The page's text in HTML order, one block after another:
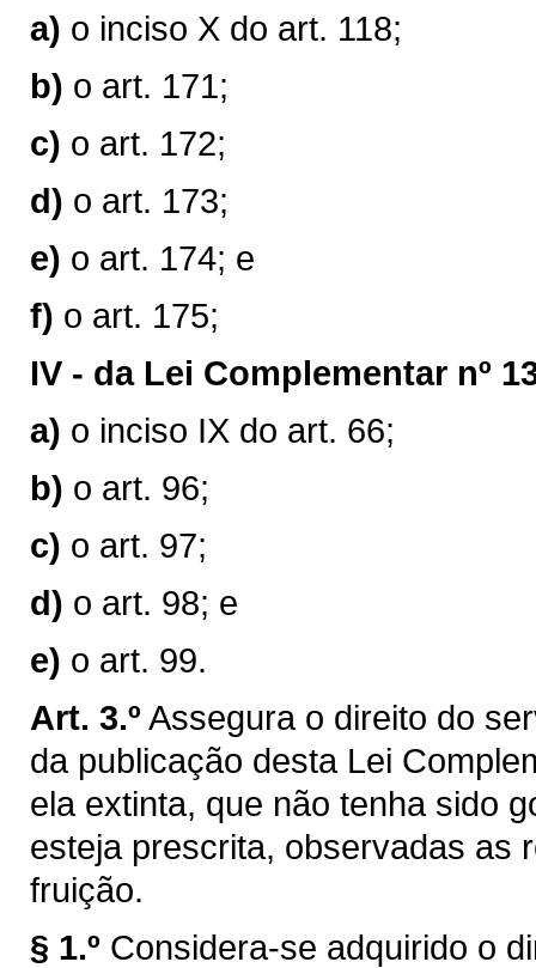
a) o inciso X do art. 118;
b) o art. 171;
c) o art. 172;
d) o art. 173;
e) o art. 174; e
f) o art. 175;
IV - da Lei Complementar nº
a) o inciso IX do art. 66;
b) o art. 96;
c) o art. 97;
d) o art. 98; e
e) o art. 99.
Art. 3.º Assegura o direito do
da publicação desta Lei
ela extinta, que não tenha sido
esteja prescrita, observadas as
fruição.
§ 1.º Considera-se adquirido o